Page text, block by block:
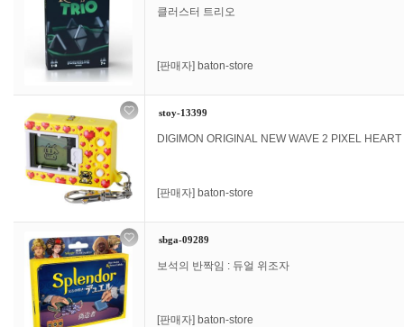
클러스터 트리오
[판매자] baton-store
stoy-13399
DIGIMON ORIGINAL NEW WAVE 2 PIXEL
[판매자] baton-store
sbga-09289
보석의 반짝임 : 듀얼 위조자
[판매자] baton-store